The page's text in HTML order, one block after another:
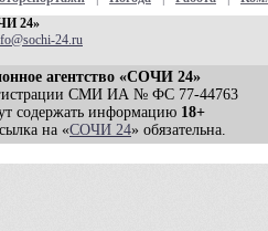
24»
24.ru
агентство «СОЧИ 24»
СМИ ИА № ФС 77-44763
содержать информацию 18+
на «СОЧИ 24» обязательна.